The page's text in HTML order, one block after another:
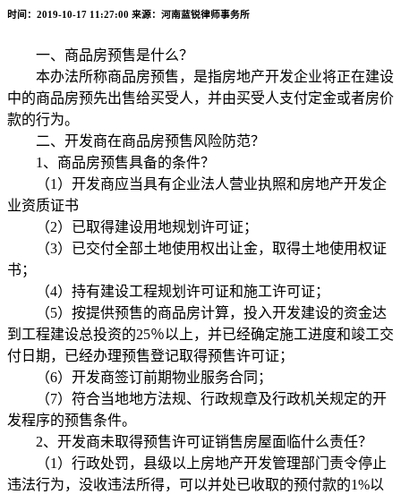
时间：2019-10-17 11:27:00 来源：河南蓝锐律师事务所
一、商品房预售是什么？
本办法所称商品房预售，是指房地产开发企业将正在建设
中的商品房预先出售给买受人，并由买受人支付定金或者房价
款的行为。
二、开发商在商品房预售风险防范？
1、商品房预售具备的条件？
（1）开发商应当具有企业法人营业执照和房地产开发企
业资质证书
（2）已取得建设用地规划许可证；
（3）已交付全部土地使用权出让金，取得土地使用权证
书；
（4）持有建设工程规划许可证和施工许可证；
（5）按提供预售的商品房计算，投入开发建设的资金达
到工程建设总投资的25％以上，并已经确定施工进度和竣工交
付日期，已经办理预售登记取得预售许可证；
（6）开发商签订前期物业服务合同；
（7）符合当地地方法规、行政规章及行政机关规定的开
发程序的预售条件。
2、开发商未取得预售许可证销售房屋面临什么责任？
（1）行政处罚，县级以上房地产开发管理部门责令停止
违法行为，没收违法所得，可以并处已收取的预付款的1%以